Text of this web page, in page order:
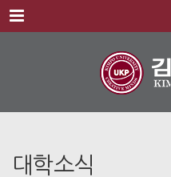
Menu
대학소식